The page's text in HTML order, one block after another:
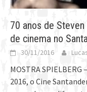
70 anos de
de cinema no
30/11/2016
MOSTRA SPIELBERG
2016, o Cine